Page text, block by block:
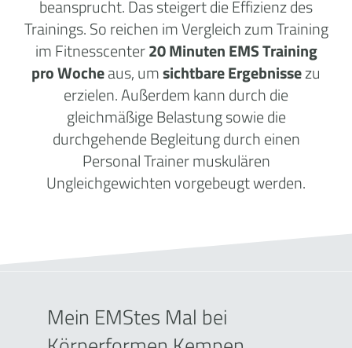
beansprucht. Das steigert die Effizienz des
Trainings. So reichen im Vergleich zum Training
im Fitnesscenter20 Minuten EMS Training
pro Wocheaus, umsichtbare Ergebnissezu
erzielen. Außerdem kann durch die
gleichmäßige Belastung sowie die
durchgehende Begleitung durch einen
Personal Trainer muskulären
Ungleichgewichten vorgebeugt werden.
Mein EMStes Mal bei